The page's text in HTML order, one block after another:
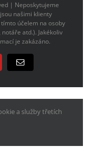
| Neposkytujeme
našimi klienty
účelem na osoby
atd.). Jakékoliv
je zakázáno.
E-
mail
a služby třetích